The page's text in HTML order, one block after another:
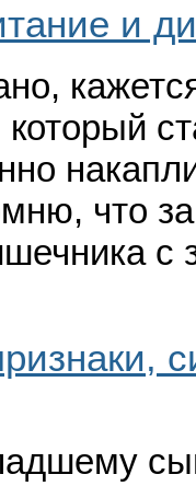
и
что
с